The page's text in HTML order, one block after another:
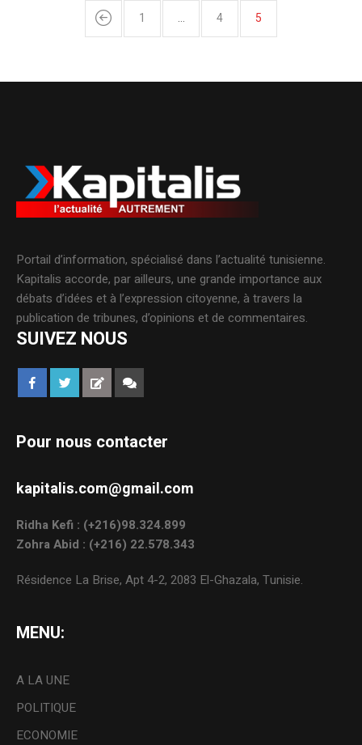
1 … 4 5
Portail d’information, spécialisé dans l’actualité tunisienne.
Kapitalis accorde, par ailleurs, une grande importance aux
débats d’idées et à l’expression citoyenne, à travers la
publication de tribunes, d’opinions et de commentaires.
SUIVEZ NOUS
Pour nous contacter
kapitalis.com@gmail.com
Ridha Kefi : (+216)98.324.899
Zohra Abid : (+216) 22.578.343
Résidence La Brise, Apt 4-2, 2083 El-Ghazala, Tunisie.
MENU:
A LA UNE
POLITIQUE
ECONOMIE